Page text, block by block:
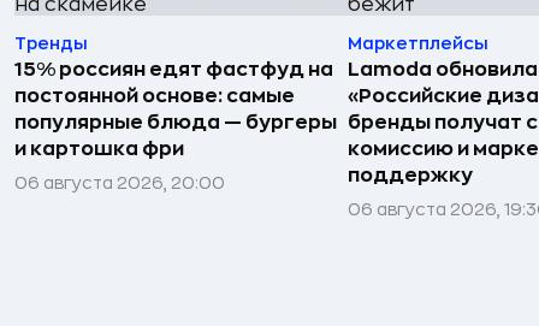
Тренды
15% россиян едят фастфуд на
постоянной основе: самые
популярные блюда — бургеры
и картошка фри
06 августа 2026, 20:00
Маркетплейсы
Lamoda
«Российские
бренды получат
комиссию и
поддержку
06 августа 2026,